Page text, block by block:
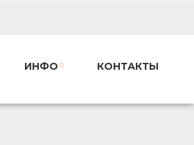
ИНФО КОНТАКТЫ